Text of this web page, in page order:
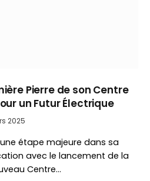
Pierre de son Centre
un Futur Électrique
2025
étape majeure dans sa
avec le lancement de la
Centre…